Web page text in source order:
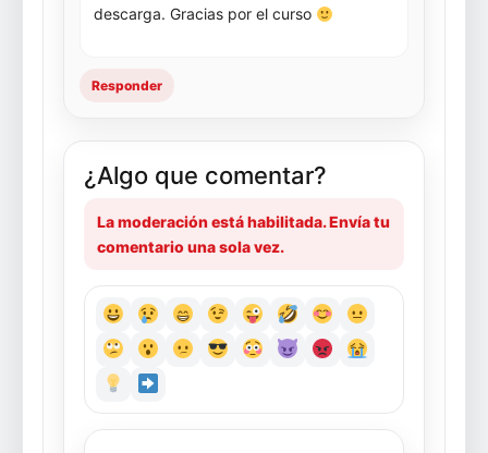
descarga. Gracias por el curso
Responder
¿Algo que comentar?
La moderación está habilitada. Envía tu
comentario una sola vez.